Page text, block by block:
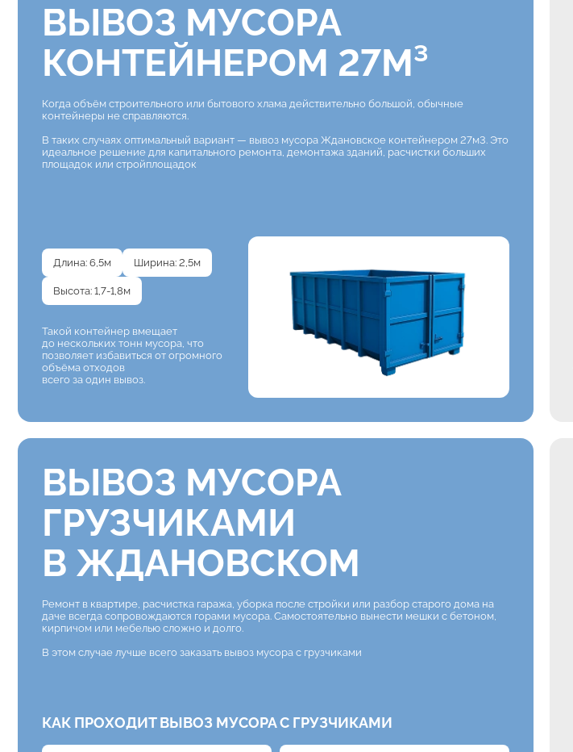
ВЫВОЗ МУСОРА
КОНТЕЙНЕРОМ 27М³
Когда объём строительного или бытового хлама действительно большой, обычные
контейнеры не справляются.
В таких случаях оптимальный вариант — вывоз мусора Ждановское контейнером 27м3. Это
идеальное решение для капитального ремонта, демонтажа зданий, расчистки больших
площадок или стройплощадок
Длина: 6,5м Ширина: 2,5м
Высота: 1,7-1,8м
Такой контейнер вмещает
до нескольких тонн мусора, что
позволяет избавиться от огромного
объёма отходов
всего за один вывоз.
ВЫВОЗ МУСОРА
ГРУЗЧИКАМИ
В ЖДАНОВСКОМ
Ремонт в квартире, расчистка гаража, уборка после стройки или разбор старого дома на
даче всегда сопровождаются горами мусора. Самостоятельно вынести мешки с бетоном,
кирпичом или мебелью сложно и долго.
В этом случае лучше всего заказать вывоз мусора с грузчиками
КАК ПРОХОДИТ ВЫВОЗ МУСОРА С ГРУЗЧИКАМИ